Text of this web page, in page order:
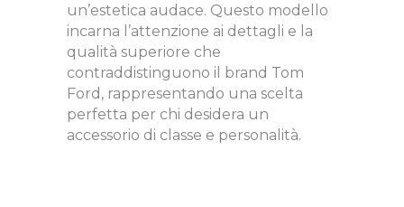
un’estetica audace. Questo modello
incarna l’attenzione ai dettagli e la
qualità superiore che
contraddistinguono il brand Tom
Ford, rappresentando una scelta
perfetta per chi desidera un
accessorio di classe e personalità.